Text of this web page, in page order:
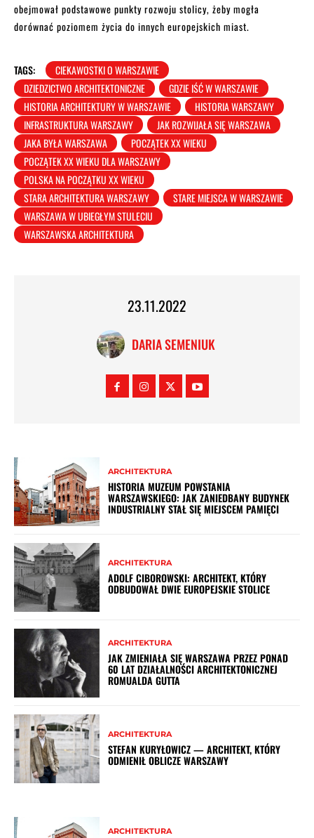
obejmował podstawowe punkty rozwoju stolicy, żeby mogła
dorównać poziomem życia do innych europejskich miast.
TAGS:
CIEKAWOSTKI O WARSZAWIE
DZIEDZICTWO ARCHITEKTONICZNE
GDZIE IŚĆ W WARSZAWIE
HISTORIA ARCHITEKTURY W WARSZAWIE
HISTORIA WARSZAWY
INFRASTRUKTURA WARSZAWY
JAK ROZWIJAŁA SIĘ WARSZAWA
JAKA BYŁA WARSZAWA
POCZĄTEK XX WIEKU
POCZĄTEK XX WIEKU DLA WARSZAWY
POLSKA NA POCZĄTKU XX WIEKU
STARA ARCHITEKTURA WARSZAWY
STARE MIEJSCA W WARSZAWIE
WARSZAWA W UBIEGŁYM STULECIU
WARSZAWSKA ARCHITEKTURA
23.11.2022
DARIA SEMENIUK
ARCHITEKTURA
HISTORIA MUZEUM POWSTANIA
WARSZAWSKIEGO: JAK ZANIEDBANY BUDYNEK
INDUSTRIALNY STAŁ SIĘ MIEJSCEM PAMIĘCI
ARCHITEKTURA
ADOLF CIBOROWSKI: ARCHITEKT, KTÓRY
ODBUDOWAŁ DWIE EUROPEJSKIE STOLICE
ARCHITEKTURA
JAK ZMIENIAŁA SIĘ WARSZAWA PRZEZ PONAD
60 LAT DZIAŁALNOŚCI ARCHITEKTONICZNEJ
ROMUALDA GUTTA
ARCHITEKTURA
STEFAN KURYŁOWICZ — ARCHITEKT, KTÓRY
ODMIENIŁ OBLICZE WARSZAWY
ARCHITEKTURA